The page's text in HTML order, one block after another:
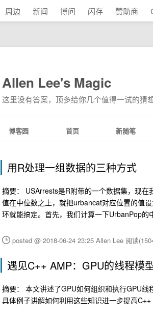
周边 新闻 博问 闪存 赞助商
Allen Lee's Magic
这里没有答案，顶多给你几个值得一试的猜想
博客园 首页 新随笔
用R处理一组数据的三种方式
摘要： USArrests是R附带的一个数据集，现
值在中位数之上，就把urbancat对应位置的值
环就能搞定。首先，我们计算一下UrbanPop的
posted @ 2018-06-24 23:25 Allen Lee 阅读
遇见C++ AMP：GPU的线程模
摘要： 本文讲述了GPU如何组织和执行GPU
具体例子讲解如何利用这些知识进一步提高C++